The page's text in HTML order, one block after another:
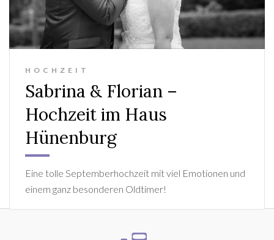
HOCHZEIT
Sabrina & Florian –
Hochzeit im Haus
Hünenburg
Eine tolle Septemberhochzeit mit viel Emotionen und
einem ganz besonderen Oldtimer!